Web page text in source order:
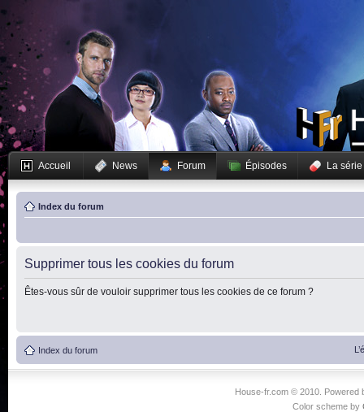
Accueil News Forum Épisodes La série
Index du forum
Supprimer tous les cookies du forum
Êtes-vous sûr de vouloir supprimer tous les cookies de ce forum ?
Index du forum
House-fr.com © 2010. Powered
Color scheme by